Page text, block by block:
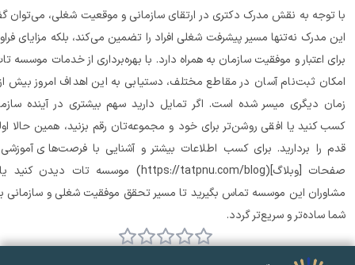
با توجه به نقش مدرک دکتری در ارتقای سازمانی و موقعیت شغلی، می‌توان گفت
این مدرک نه‌تنها مسیر پیشرفت شغلی افراد را تضمین می‌کند، بلکه مزایای فراوانی
برای اعتبار و موفقیت سازمان به همراه دارد. با بهره‌برداری از خدمات موسسه تات و
زمان دیگری میسر شده است. اگر تمایل دارید سهم بیشتری در آینده سازمانی
کسب کنید یا افقی روشن‌تر برای خود و مجموعه‌تان رقم بزنید، همین حالا اولین
قدم را بردارید. برای کسب اطلاعات بیشتر و آشنایی با فرصت‌های آموزشی، از
مشاوران این موسسه تماس بگیرید تا مسیر تحقق موفقیت شغلی و سازمانی برای
و سریع‌تر گردد.